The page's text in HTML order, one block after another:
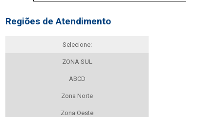
Regiões de Atendimento
Selecione:
ZONA SUL
ABCD
Zona Norte
Zona Oeste